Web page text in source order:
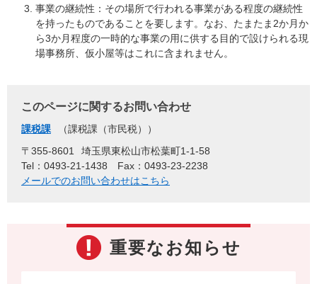
事業の継続性：その場所で行われる事業がある程度の継続性
を持ったものであることを要します。なお、たまたま2か月か
ら3か月程度の一時的な事業の用に供する目的で設けられる現
場事務所、仮小屋等はこれに含まれません。
このページに関するお問い合わせ
課税課
課税課（市民税）
〒355-8601
埼玉県東松山市松葉町1-1-58
Tel：0493-21-1438
Fax：0493-23-2238
メールでのお問い合わせはこちら
重要なお知らせ